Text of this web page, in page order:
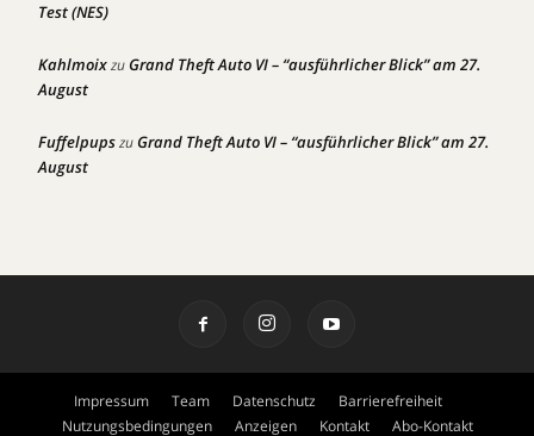
Test (NES)
KahlmoixzuGrand Theft Auto VI – “ausführlicher Blick” am 27.
August
FuffelpupszuGrand Theft Auto VI – “ausführlicher Blick” am 27.
August
Impressum Team Datenschutz
Barrierefreiheit
Nutzungsbedingungen
Anzeigen Kontakt Abo-Kontakt